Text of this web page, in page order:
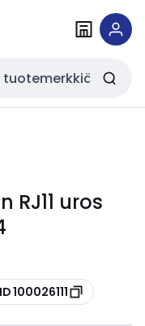
RJ11 uros
100026111